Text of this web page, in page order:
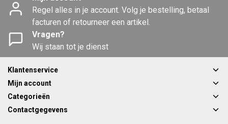
Regel alles in je account. Volg je bestelling, betaal
facturen of retourneer een artikel.
Vragen?
Wij staan tot je dienst
Klantenservice
Mijn account
Categorieën
Contactgegevens